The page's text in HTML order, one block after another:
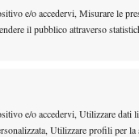
e/o accedervi, Misurare le
il pubblico attraverso
e/o accedervi, Utilizzare dati
Utilizzare profili per la